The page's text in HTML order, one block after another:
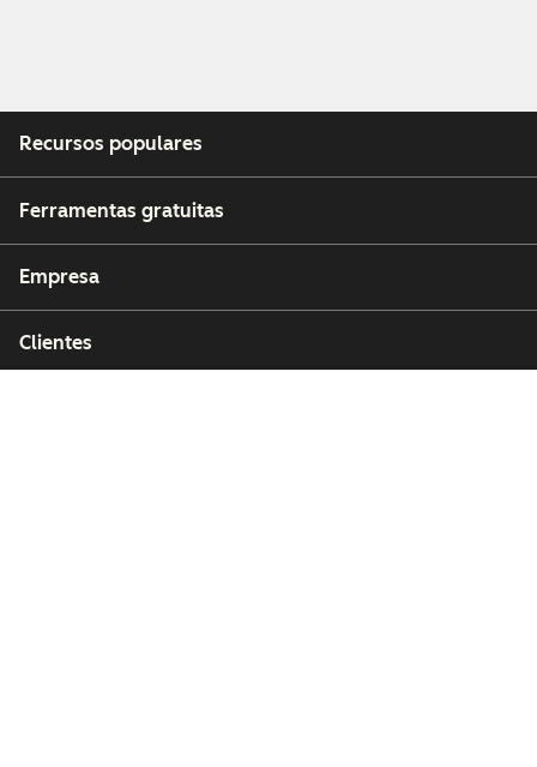
Recursos populares
Ferramentas gratuitas
Empresa
Clientes